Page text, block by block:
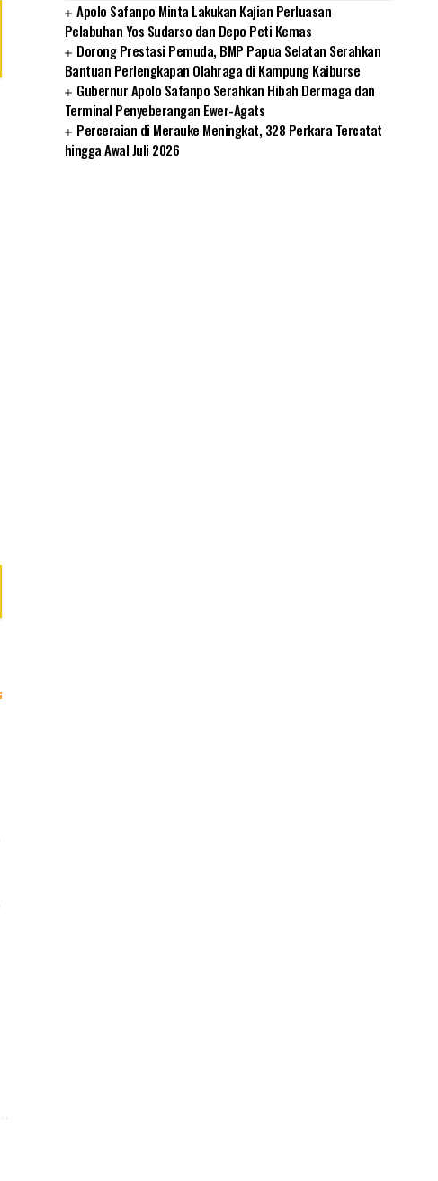
Apolo Safanpo Minta Lakukan Kajian Perluasan
Pelabuhan Yos Sudarso dan Depo Peti Kemas
Dorong Prestasi Pemuda, BMP Papua Selatan Serahkan
Bantuan Perlengkapan Olahraga di Kampung Kaiburse
Gubernur Apolo Safanpo Serahkan Hibah Dermaga dan
Terminal Penyeberangan Ewer-Agats
Perceraian di Merauke Meningkat, 328 Perkara Tercatat
hingga Awal Juli 2026